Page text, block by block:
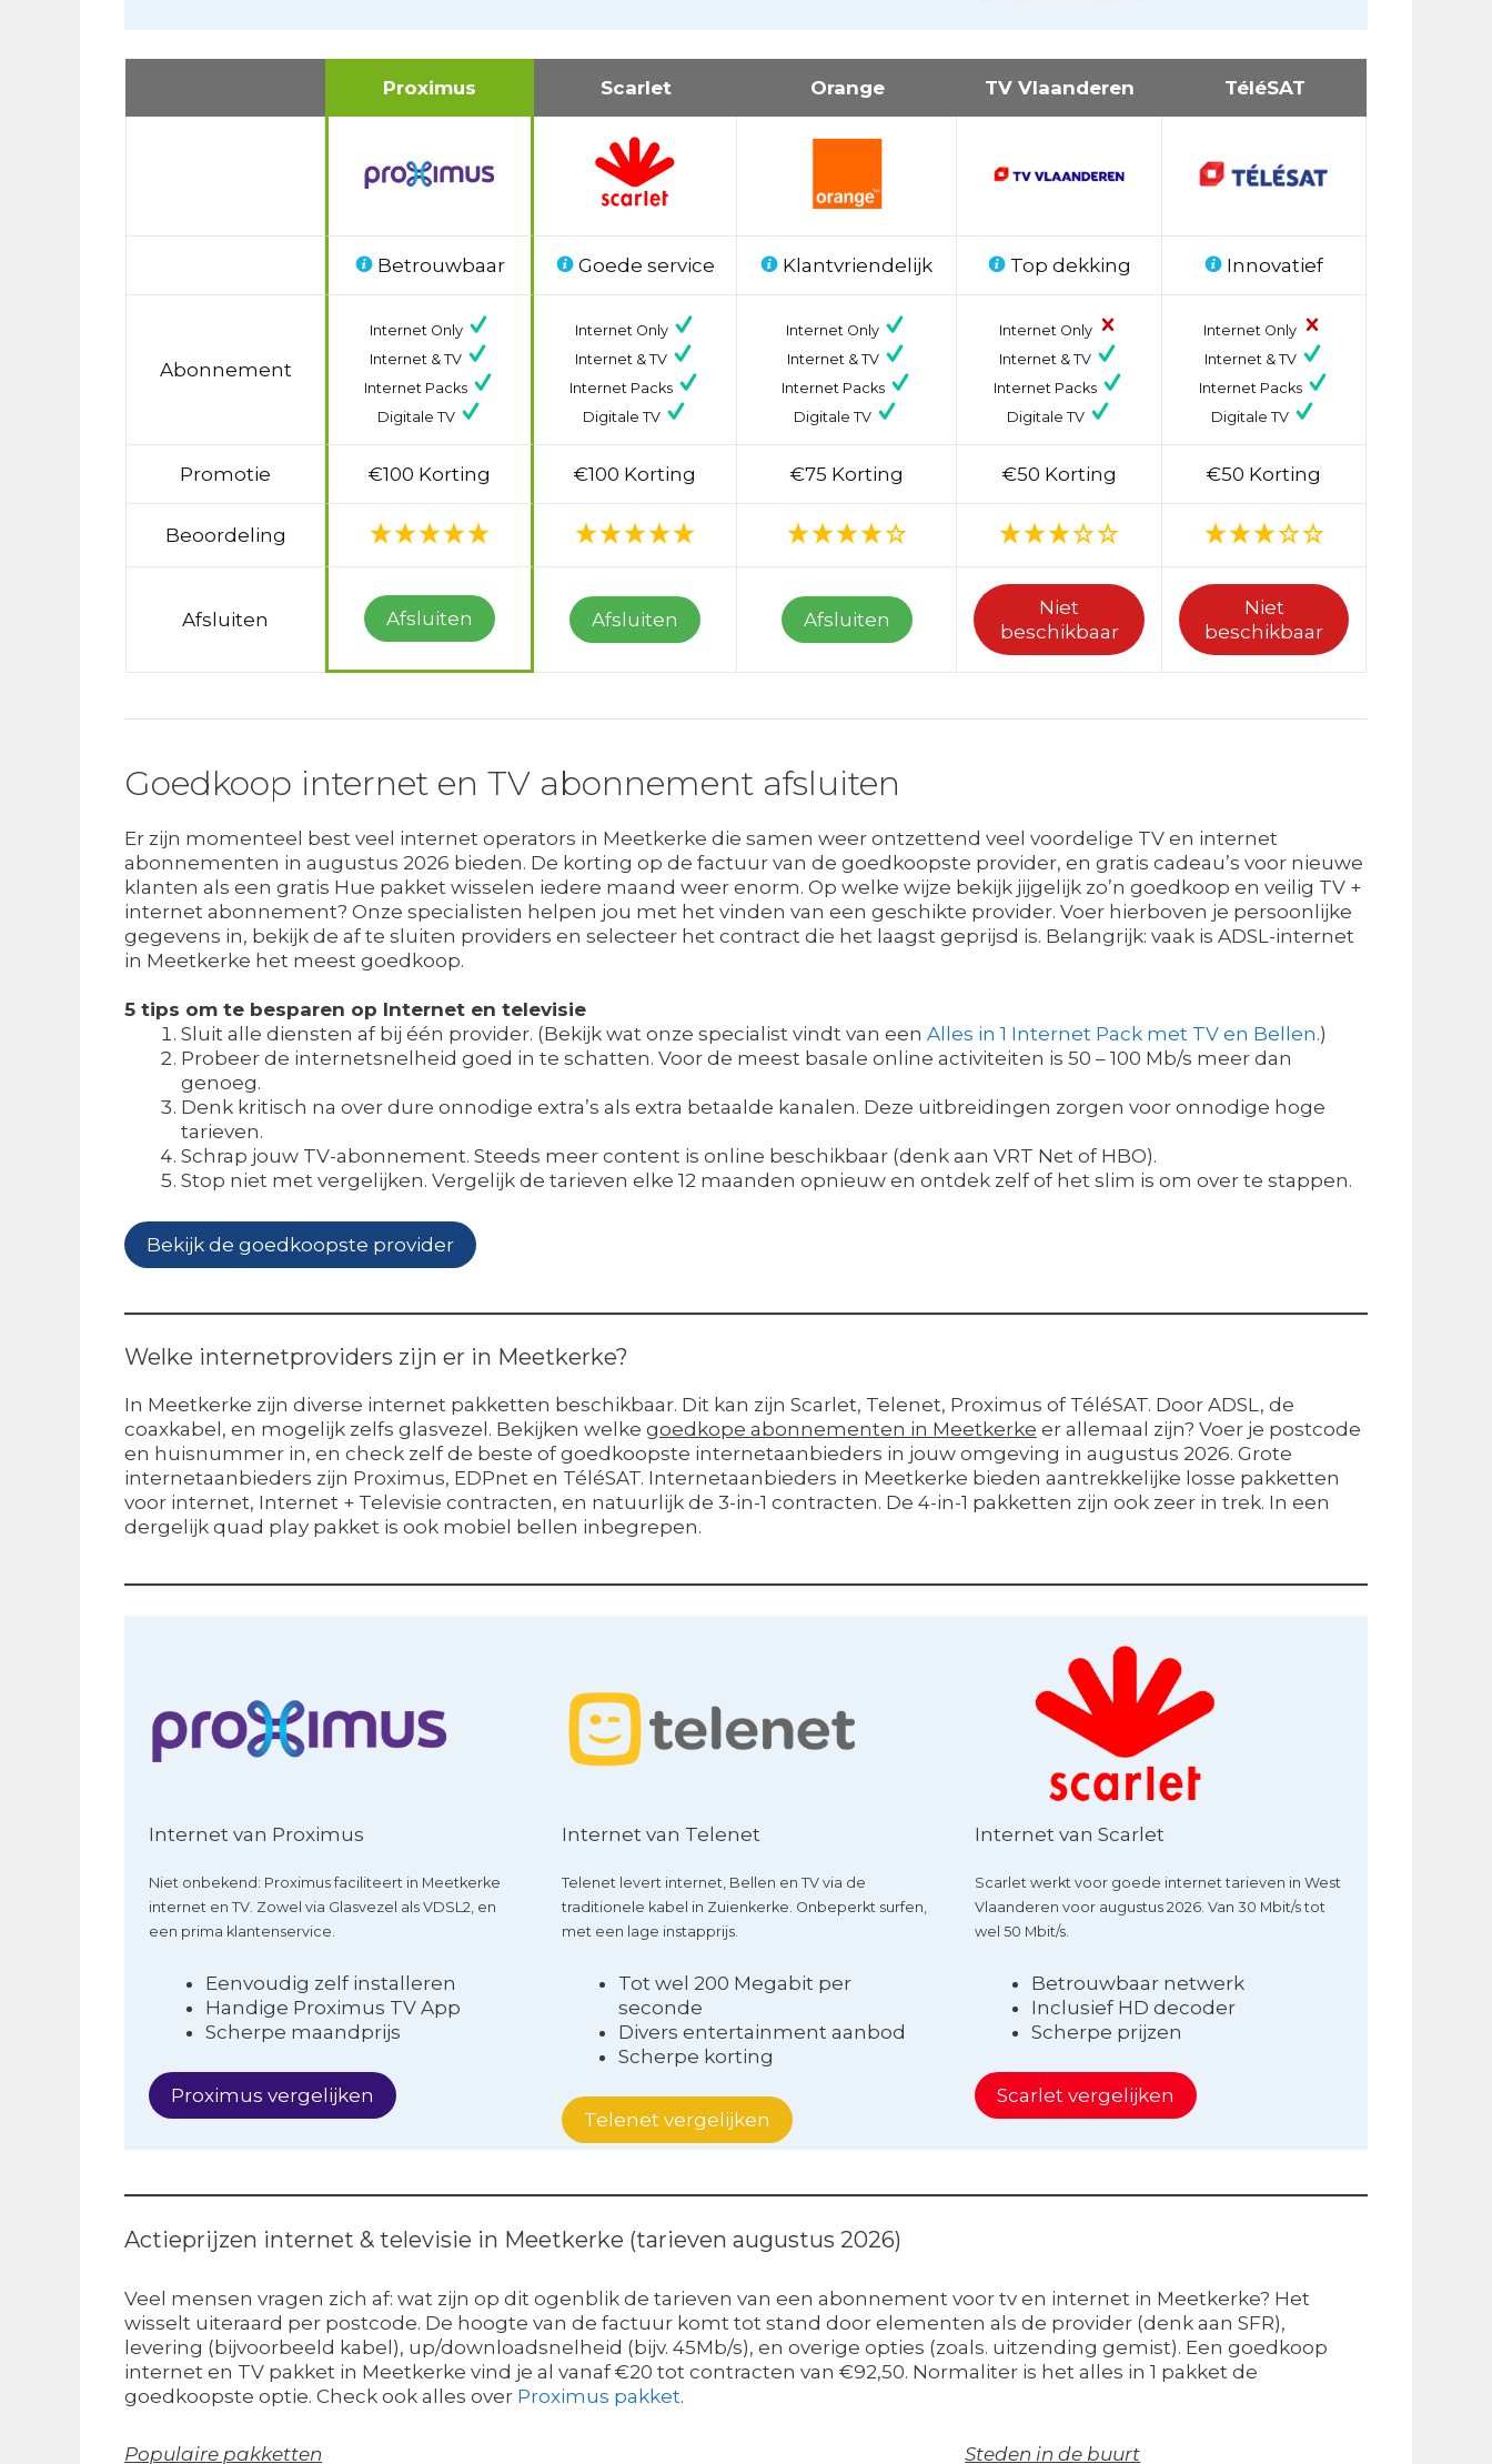
Proximus Scarlet Orange TV Vlaanderen TéléSAT
Betrouwbaar Goede service Klantvriendelijk Top dekking Innovatief
Abonnement
Internet Only
Internet & TV
Internet Packs
Digitale TV
Internet Only
Internet & TV
Internet Packs
Digitale TV
Internet Only
Internet & TV
Internet Packs
Digitale TV
Internet Only
Internet & TV
Internet Packs
Digitale TV
Internet Only
Internet & TV
Internet Packs
Digitale TV
Promotie €100 Korting €100 Korting €75 Korting €50 Korting €50 Korting
Beoordeling
Afsluiten Afsluiten Afsluiten Afsluiten
Niet
beschikbaar
Niet
beschikbaar
Goedkoop internet en TV abonnement afsluiten
Er zijn momenteel best veel internet operators in Meetkerke die samen weer ontzettend veel voordelige TV en internet
abonnementen in augustus 2026 bieden. De korting op de factuur van de goedkoopste provider, en gratis cadeau’s voor nieuwe
klanten als een gratis Hue pakket wisselen iedere maand weer enorm. Op welke wijze bekijk jijgelijk zo’n goedkoop en veilig TV +
internet abonnement? Onze specialisten helpen jou met het vinden van een geschikte provider. Voer hierboven je persoonlijke
gegevens in, bekijk de af te sluiten providers en selecteer het contract die het laagst geprijsd is. Belangrijk: vaak is ADSL-internet
in Meetkerke het meest goedkoop.
5 tips om te besparen op Internet en televisie
Sluit alle diensten af bij één provider. (Bekijk wat onze specialist vindt van een Alles in 1 Internet Pack met TV en Bellen.)
Probeer de internetsnelheid goed in te schatten. Voor de meest basale online activiteiten is 50 – 100 Mb/s meer dan
genoeg.
Denk kritisch na over dure onnodige extra’s als extra betaalde kanalen. Deze uitbreidingen zorgen voor onnodige hoge
tarieven.
Schrap jouw TV-abonnement. Steeds meer content is online beschikbaar (denk aan VRT Net of HBO).
Stop niet met vergelijken. Vergelijk de tarieven elke 12 maanden opnieuw en ontdek zelf of het slim is om over te stappen.
Bekijk de goedkoopste provider
Welke internetproviders zijn er in Meetkerke?
In Meetkerke zijn diverse internet pakketten beschikbaar. Dit kan zijn Scarlet, Telenet, Proximus of TéléSAT. Door ADSL, de
coaxkabel, en mogelijk zelfs glasvezel. Bekijken welke goedkope abonnementen in Meetkerke er allemaal zijn? Voer je postcode
en huisnummer in, en check zelf de beste of goedkoopste internetaanbieders in jouw omgeving in augustus 2026. Grote
internetaanbieders zijn Proximus, EDPnet en TéléSAT. Internetaanbieders in Meetkerke bieden aantrekkelijke losse pakketten
voor internet, Internet + Televisie contracten, en natuurlijk de 3-in-1 contracten. De 4-in-1 pakketten zijn ook zeer in trek. In een
dergelijk quad play pakket is ook mobiel bellen inbegrepen.
Internet van Proximus
Niet onbekend: Proximus faciliteert in Meetkerke
internet en TV. Zowel via Glasvezel als VDSL2, en
een prima klantenservice.
Eenvoudig zelf installeren
Handige Proximus TV App
Scherpe maandprijs
Proximus vergelijken
Internet van Telenet
Telenet levert internet, Bellen en TV via de
traditionele kabel in Zuienkerke. Onbeperkt surfen,
met een lage instapprijs.
Tot wel 200 Megabit per
seconde
Divers entertainment aanbod
Scherpe korting
Telenet vergelijken
Internet van Scarlet
Scarlet werkt voor goede internet tarieven in West
Vlaanderen voor augustus 2026. Van 30 Mbit/s tot
wel 50 Mbit/s.
Betrouwbaar netwerk
Inclusief HD decoder
Scherpe prijzen
Scarlet vergelijken
Actieprijzen internet & televisie in Meetkerke (tarieven augustus 2026)
Veel mensen vragen zich af: wat zijn op dit ogenblik de tarieven van een abonnement voor tv en internet in Meetkerke? Het
wisselt uiteraard per postcode. De hoogte van de factuur komt tot stand door elementen als de provider (denk aan SFR),
levering (bijvoorbeeld kabel), up/downloadsnelheid (bijv. 45Mb/s), en overige opties (zoals. uitzending gemist). Een goedkoop
internet en TV pakket in Meetkerke vind je al vanaf €20 tot contracten van €92,50. Normaliter is het alles in 1 pakket de
goedkoopste optie. Check ook alles over Proximus pakket.
Populaire pakketten Steden in de buurt